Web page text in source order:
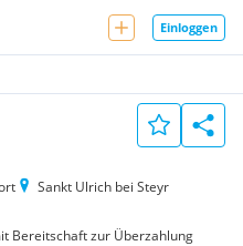
Einloggen
Sankt Ulrich bei Steyr
Bereitschaft zur Überzahlung